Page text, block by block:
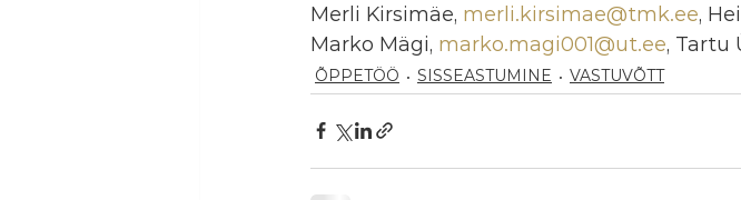
Merli Kirsimäe, merli.kirsimae@tmk.ee,
Marko Mägi, marko.magi001@ut.ee, Tartu
ÕPPETÖÖ SISSEASTUMINE VASTUVÕTT